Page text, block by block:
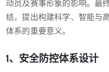
动员及赛事形象的影响。最
结，提出构建科学、智能与
体系的重要意义。
1、安全防控体系设计